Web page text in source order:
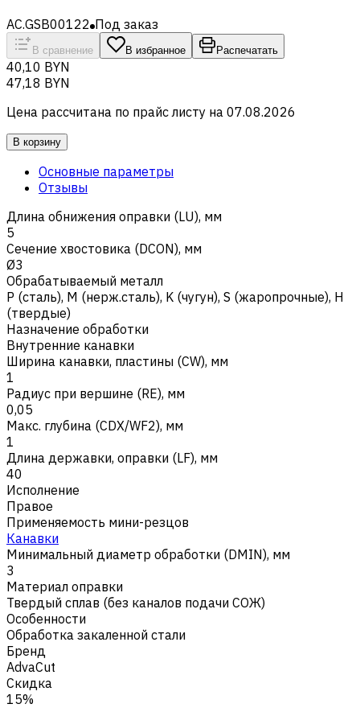
AC.GSB00122 Под заказ
В сравнение В избранное Распечатать
40,10 BYN
47,18 BYN
Цена рассчитана по прайс листу на 07.08.2026
В корзину
Основные параметры
Отзывы
Длина обнижения оправки (LU), мм
5
Сечение хвостовика (DCON), мм
Ø3
Обрабатываемый металл
Р (сталь), M (нерж.сталь), K (чугун), S (жаропрочные), H
(твердые)
Назначение обработки
Внутренние канавки
Ширина канавки, пластины (CW), мм
1
Радиус при вершине (RE), мм
0,05
Макс. глубина (CDX/WF2), мм
1
Длина державки, оправки (LF), мм
40
Исполнение
Правое
Применяемость мини-резцов
Канавки
Минимальный диаметр обработки (DMIN), мм
3
Материал оправки
Твердый сплав (без каналов подачи СОЖ)
Особенности
Обработка закаленной стали
Бренд
AdvaCut
Скидка
15%